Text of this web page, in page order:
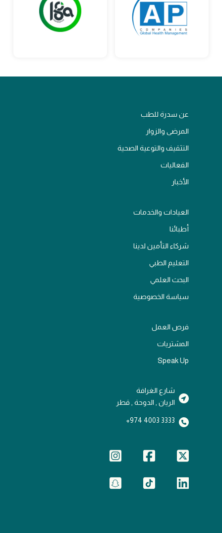
عن سدرة للطب
المرضى والزوار
التثقيف والتوعية الصحية
الفعاليات
الأخبار
العيادات والخدمات
أطبائنا
شركاء التأمين لدينا
التعليم الطبي
البحث العلمي
سياسة الخصوصية
فرص العمل
المشتريات
Speak Up
شارع الغرافة
الريان , الدوحة , قطر
3333 4003 974+